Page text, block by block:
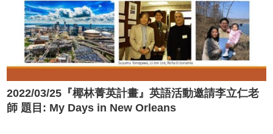
2022/03/25『椰林菁英計畫』英語活動邀請李立仁老
師 題目: My Days in New Orleans